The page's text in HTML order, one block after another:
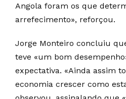
Angola foram os que
arrefecimento», reforçou.
Jorge Monteiro concluiu
teve «um bom
expectativa. «Ainda assim
economia crescer como